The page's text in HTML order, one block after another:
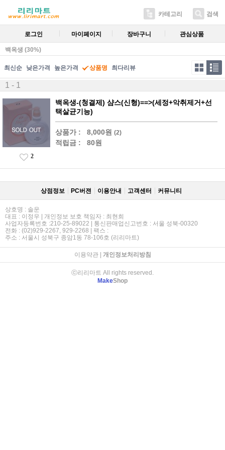
카테고리 검색
로그인 마이페이지 장바구니 관심상품
백옥생 (30%)
최신순 낮은가격 높은가격 상품명 최다리뷰
1 - 1
백옥생-(청결제) 샴스(신형)==>(세정+악취제거+선
택살균기능)
상품가 : 8,000원 (2)
적립금 : 80원
2
상점정보 PC버젼 이용안내 고객센터 커뮤니티
상호명 : 솔운
대표 : 이정우 | 개인정보 보호 책임자 : 최현희
사업자등록번호 :210-25-89022 | 통신판매업신고번호 : 서울 성북-00320
전화 : (02)929-2267, 929-2268 | 팩스 :
주소 : 서울시 성북구 종암1동 78-106호 (리리마트)
이용약관| 개인정보처리방침
ⓒ리리마트 All rights reserved.
MakeShop